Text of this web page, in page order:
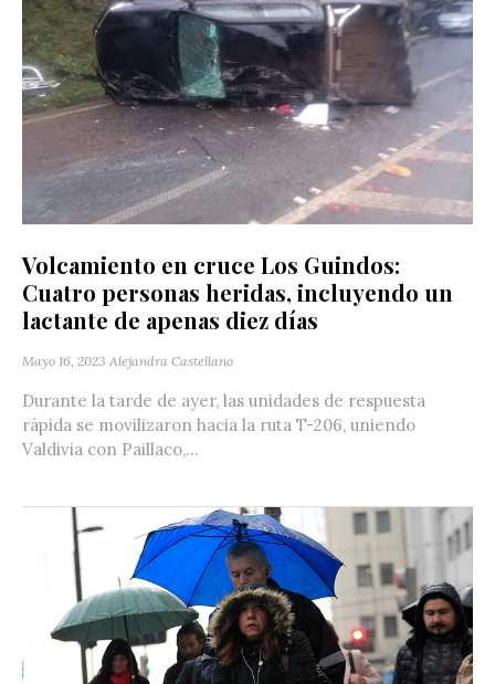
Volcamiento en cruce Los Guindos:
Cuatro personas heridas, incluyendo un
lactante de apenas diez días
Mayo 16, 2023 Alejandra Castellano
Durante la tarde de ayer, las unidades de respuesta
rápida se movilizaron hacia la ruta T-206, uniendo
Valdivia con Paillaco,...